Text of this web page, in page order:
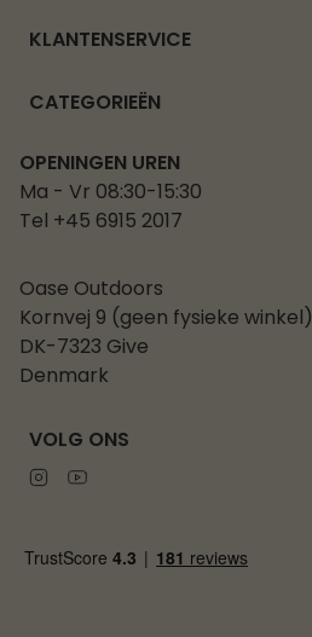
KLANTENSERVICE
CATEGORIEËN
OPENINGEN UREN
Ma - Vr 08:30-15:30
Tel +45 6915 2017
Oase Outdoors
Kornvej 9 (geen fysieke winkel)
DK-7323 Give
Denmark
VOLG ONS
Instagram
Youtube